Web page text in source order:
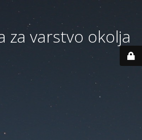
za varstvo okolja